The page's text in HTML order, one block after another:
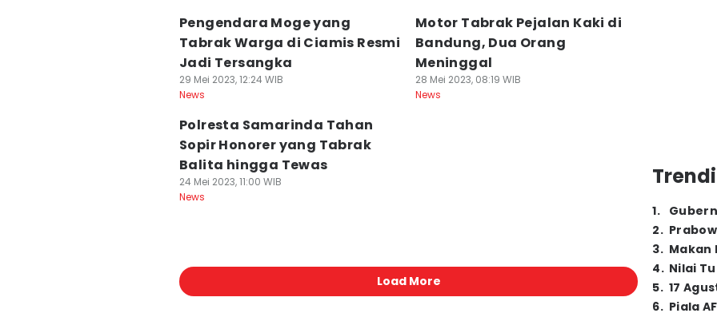
Pengendara Moge yang
Tabrak Warga di Ciamis Resmi
Jadi Tersangka
29 Mei 2023, 12:24 WIB
News
Motor Tabrak Pejalan Kaki di
Bandung, Dua Orang
Meninggal
28 Mei 2023, 08:19 WIB
News
Polresta Samarinda Tahan
Sopir Honorer yang Tabrak
Balita hingga Tewas
24 Mei 2023, 11:00 WIB
News
Load More
1.
2.
3. Makan
4. Nilai
5. 17
6. Piala